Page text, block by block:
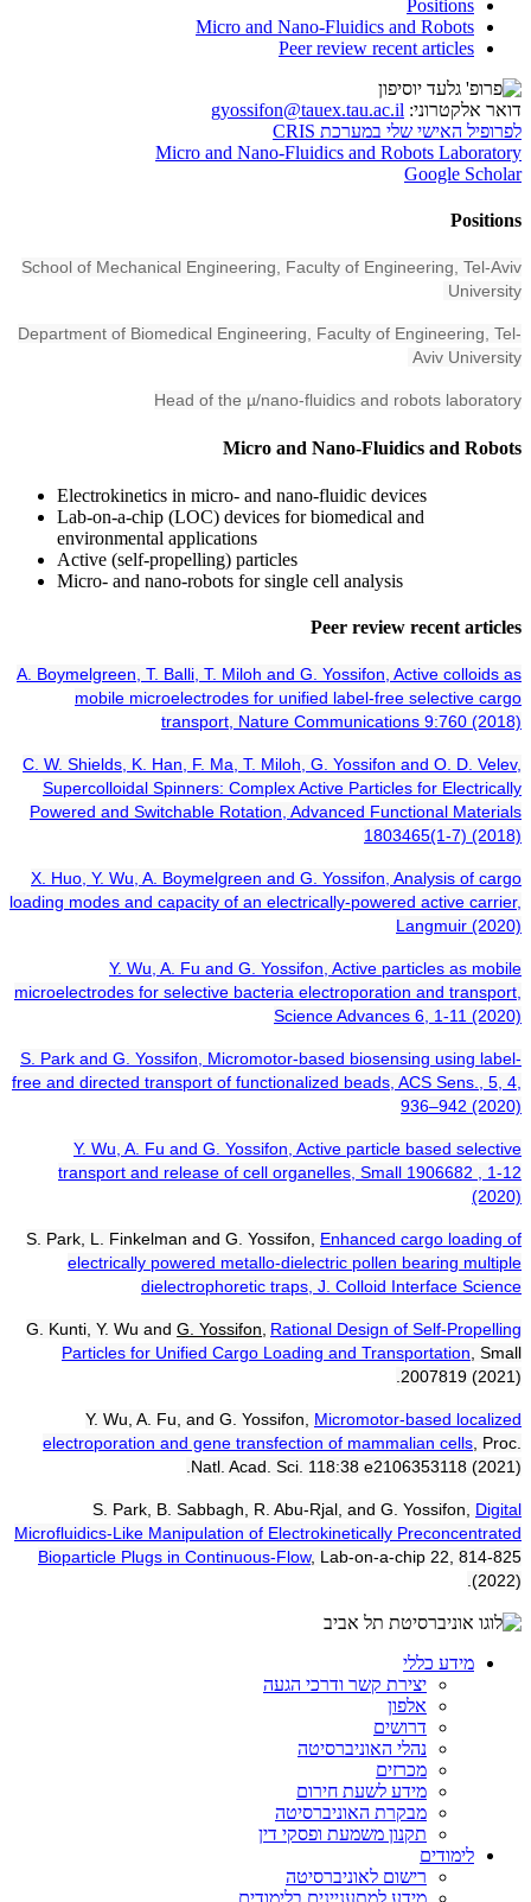
Positions
Micro and Nano-Fluidics and Robots
Peer review recent articles
דואר אלקטרוני: gyossifon@tauex.tau.ac.il
לפרופיל האישי שלי במערכת CRIS
Micro and Nano-Fluidics and Robots Laboratory
Google Scholar
Positions
School of Mechanical Engineering, Faculty of Engineering, Tel-Aviv
University
Department of Biomedical Engineering, Faculty of Engineering, Tel-
Aviv University
Head of the µ/nano-fluidics and robots laboratory
Micro and Nano-Fluidics and Robots
Electrokinetics in micro- and nano-fluidic devices
Lab-on-a-chip (LOC) devices for biomedical and
environmental applications
Active (self-propelling) particles
Micro- and nano-robots for single cell analysis
Peer review recent articles
A. Boymelgreen, T. Balli, T. Miloh and G. Yossifon, Active colloids as
mobile microelectrodes for unified label-free selective cargo
transport, Nature Communications 9:760 (2018)
C. W. Shields, K. Han, F. Ma, T. Miloh, G. Yossifon and O. D. Velev,
Supercolloidal Spinners: Complex Active Particles for Electrically
Powered and Switchable Rotation, Advanced Functional Materials
1803465(1-7) (2018)
X. Huo, Y. Wu, A. Boymelgreen and G. Yossifon, Analysis of cargo
loading modes and capacity of an electrically-powered active carrier,
Langmuir (2020)
Y. Wu, A. Fu and G. Yossifon, Active particles as mobile
microelectrodes for selective bacteria electroporation and transport,
Science Advances 6, 1-11 (2020)
S. Park and G. Yossifon, Micromotor-based biosensing using label-
free and directed transport of functionalized beads, ACS Sens., 5, 4,
936–942 (2020)
Y. Wu, A. Fu and G. Yossifon, Active particle based selective
transport and release of cell organelles, Small 1906682 , 1-12
(2020)
S. Park, L. Finkelman and G. Yossifon, Enhanced cargo loading of
electrically powered metallo-dielectric pollen bearing multiple
dielectrophoretic traps, J. Colloid Interface Science
G. Kunti, Y. Wu and G. Yossifon, Rational Design of Self-Propelling
Particles for Unified Cargo Loading and Transportation, Small
2007819 (2021).
Y. Wu, A. Fu, and G. Yossifon, Micromotor-based localized
electroporation and gene transfection of mammalian cells, Proc.
Natl. Acad. Sci. 118:38 e2106353118 (2021).
S. Park, B. Sabbagh, R. Abu-Rjal, and G. Yossifon, Digital
Microfluidics-Like Manipulation of Electrokinetically Preconcentrated
Bioparticle Plugs in Continuous-Flow, Lab-on-a-chip 22, 814-825
(2022).
מידע כללי
יצירת קשר ודרכי הגעה
אלפון
דרושים
נהלי האוניברסיטה
מכרזים
מידע לשעת חירום
מבקרת האוניברסיטה
תקנון משמעת ופסקי דין
לימודים
רישום לאוניברסיטה